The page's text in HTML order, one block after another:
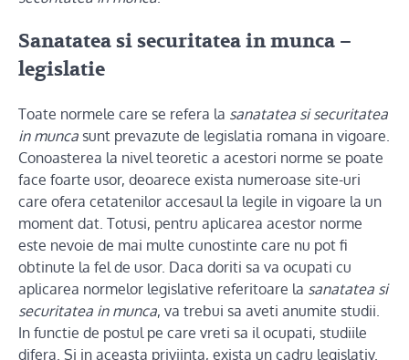
Sanatatea si securitatea in munca –
legislatie
Toate normele care se refera la sanatatea si securitatea
in munca sunt prevazute de legislatia romana in vigoare.
Conoasterea la nivel teoretic a acestori norme se poate
face foarte usor, deoarece exista numeroase site-uri
care ofera cetatenilor accesaul la legile in vigoare la un
moment dat. Totusi, pentru aplicarea acestor norme
este nevoie de mai multe cunostinte care nu pot fi
obtinute la fel de usor. Daca doriti sa va ocupati cu
aplicarea normelor legislative referitoare la sanatatea si
securitatea in munca, va trebui sa aveti anumite studii.
In functie de postul pe care vreti sa il ocupati, studiile
difera. Si in aceasta priviinta, exista un cadru legislativ.